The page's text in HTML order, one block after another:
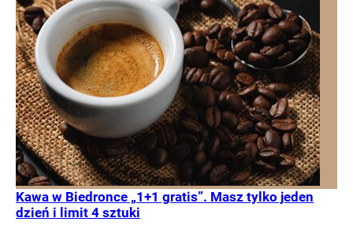
Kawa w Biedronce „1+1 gratis”. Masz tylko jeden
dzień i limit 4 sztuki